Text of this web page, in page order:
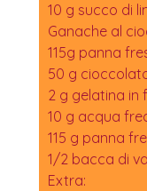
10 g succo di
Ganache al
115g panna
50 g
2 g gelatina in
10 g acqua
115 g panna
1/2 bacca di
Extra: